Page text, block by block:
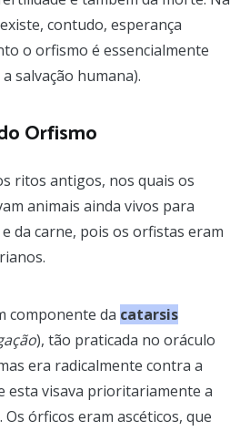
contudo, esperança
o orfismo é essencialmente
salvação humana).
Orfismo
ritos antigos, nos quais os
animais ainda vivos para
da carne, pois os orfistas eram
componente da catarsis
), tão praticada no oráculo
era radicalmente contra a
esta visava prioritariamente a
órficos eram ascéticos, que